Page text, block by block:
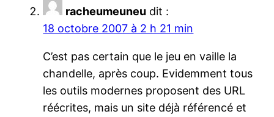
racheumeuneu dit :
18 octobre 2007 à 2 h 21 min
C’est pas certain que le jeu en vaille la
chandelle, après coup. Evidemment tous
les outils modernes proposent des URL
réécrites, mais un site déjà référencé et